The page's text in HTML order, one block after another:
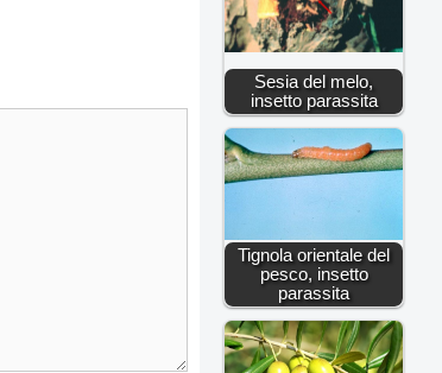
Sesia del melo,
insetto parassita
Tignola orientale del
pesco, insetto
parassita